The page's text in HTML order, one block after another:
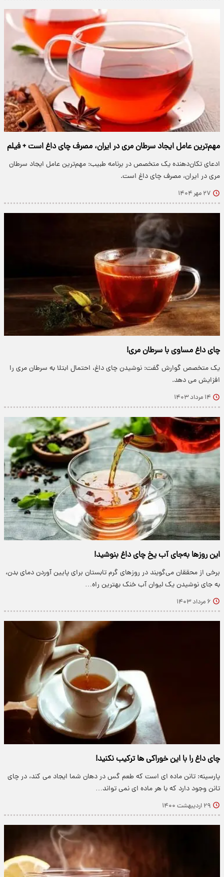
مهم‌ترین عامل ایجاد سرطان مری در ایران، مصرف چای داغ است + فیلم
ادعای تکان‌دهنده یک متخصص در برنامه طبیب: مهم‌ترین عامل ایجاد سرطان
مری در ایران، مصرف چای داغ است.
۲۷ مهر ۱۴۰۴
چای داغ مساوی با سرطان مری!
یک متخصص گوارش گفت: نوشیدن چای داغ، احتمال ابتلا به سرطان مری را
افزایش می دهد.
۱۴ مرداد ۱۴۰۳
این روزها به‌جای آب یخ چای داغ بنوشید!
برخی از محققان می‌گویند در روزهای گرم تابستان برای پایین آوردن دمای بدن،
به جای نوشیدن یک لیوان آب خنک بهترین راه…
۶ مرداد ۱۴۰۳
چای داغ را با این خوراکی ها ترکیب نکنید!
پارسینه: تانن ماده ای است که طعم گس در دهان شما ایجاد می کند، در چای
تانن وجود دارد که با هر ماده ای نمی تواند…
۲۹ اردیبهشت ۱۴۰۰